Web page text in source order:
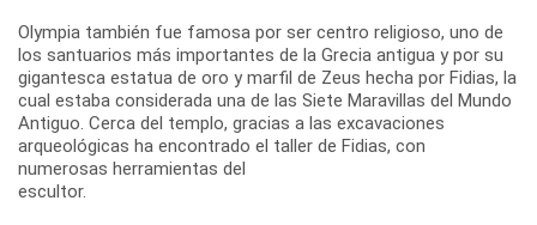
Olympia también fue famosa por ser centro religioso, uno de
los santuarios más importantes de la Grecia antigua y por su
gigantesca estatua de oro y marfil de Zeus hecha por Fidias, la
cual estaba considerada una de las Siete Maravillas del Mundo
Antiguo. Cerca del templo, gracias a las excavaciones
arqueológicas ha encontrado el taller de Fidias, con
numerosas herramientas del
escultor.